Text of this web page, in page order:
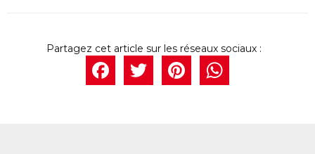
Facebook
Twitter